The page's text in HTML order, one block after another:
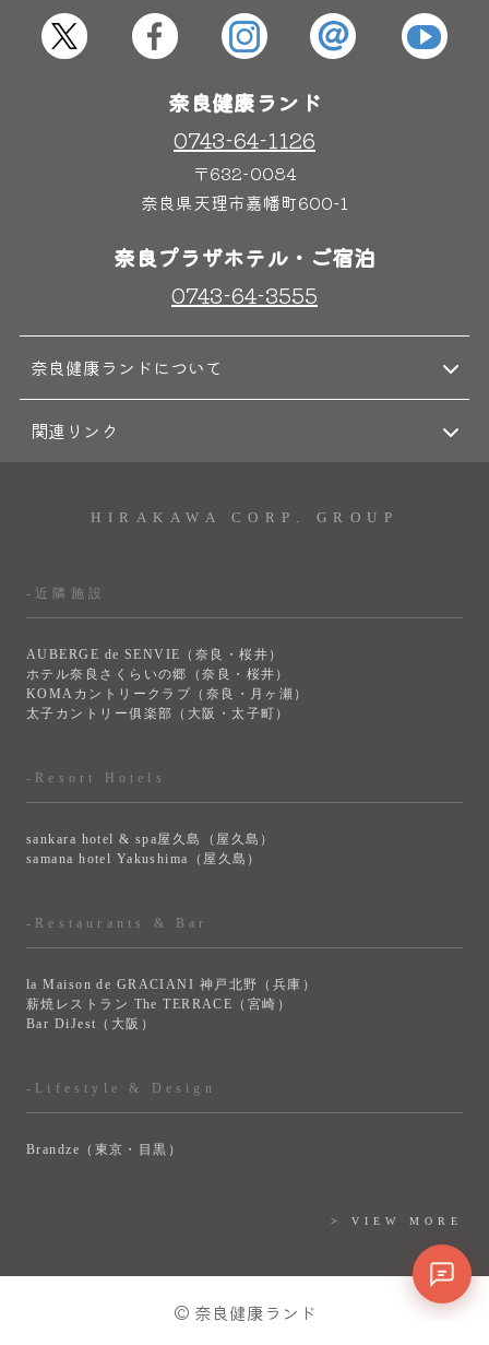
奈良わんぱくランド
ボディケア
奈良健康ランド
0743-64-1126
〒632-0084
奈良県天理市嘉幡町600-1
奈良プラザホテル・ご宿泊
0743-64-3555
奈良健康ランドについて
関連リンク
HIRAKAWA CORP. GROUP
-近隣施設
AUBERGE de SENVIE（奈良・桜井）
ホテル奈良さくらいの郷（奈良・桜井）
KOMAカントリークラブ（奈良・月ヶ瀬）
太子カントリー俱楽部（大阪・太子町）
-Resort Hotels
sankara hotel & spa屋久島（屋久島）
samana hotel Yakushima（屋久島）
-Restaurants & Bar
la Maison de GRACIANI 神戸北野（兵庫）
薪焼レストラン The TERRACE（宮崎）
Bar DiJest（大阪）
-Lifestyle & Design
Brandze（東京・目黒）
> VIEW MORE
© 奈良健康ランド